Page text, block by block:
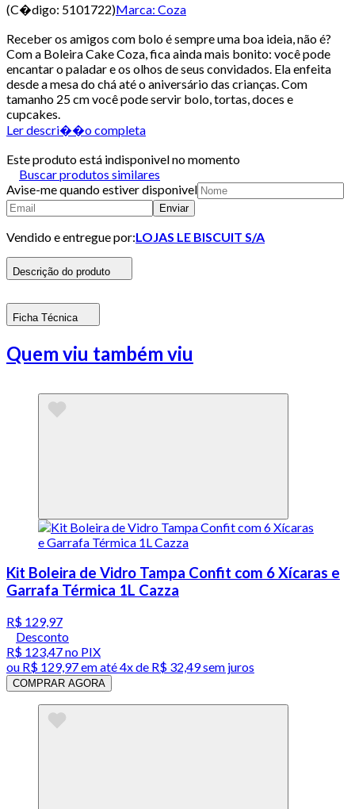
(C�digo: 5101722)Marca: Coza
Receber os amigos com bolo é sempre uma boa ideia, não é?
Com a Boleira Cake Coza, fica ainda mais bonito: você pode
encantar o paladar e os olhos de seus convidados. Ela enfeita
desde a mesa do chá até o aniversário das crianças. Com
tamanho 25 cm você pode servir bolo, tortas, doces e
cupcakes.
Ler descri��o completa
Este produto está indisponivel no momento
Buscar produtos similares
Avise-me quando estiver disponivel
Enviar
Vendido e entregue por:LOJAS LE BISCUIT S/A
Descrição do produto
Ficha Técnica
Quem viu também viu
Kit Boleira de Vidro Tampa Confit com 6 Xícaras e
Garrafa Térmica 1L Cazza
R$ 129,97
Desconto
R$ 123,47no PIX
ou R$ 129,97em até4x de R$ 32,49 sem juros
COMPRAR AGORA